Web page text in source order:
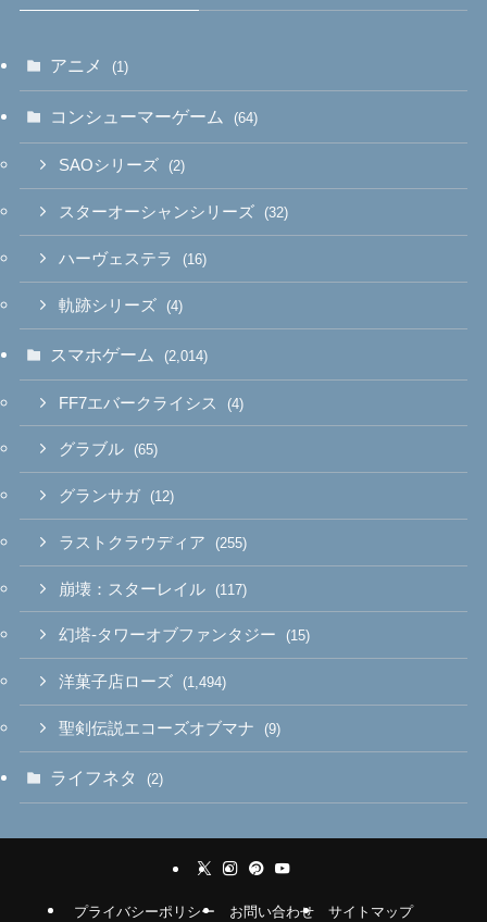
アニメ (1)
コンシューマーゲーム (64)
SAOシリーズ (2)
スターオーシャンシリーズ (32)
ハーヴェステラ (16)
軌跡シリーズ (4)
スマホゲーム (2,014)
FF7エバークライシス (4)
グラブル (65)
グランサガ (12)
ラストクラウディア (255)
崩壊：スターレイル (117)
幻塔-タワーオブファンタジー (15)
洋菓子店ローズ (1,494)
聖剣伝説エコーズオブマナ (9)
ライフネタ (2)
プライバシーポリシー お問い合わせ サイトマップ